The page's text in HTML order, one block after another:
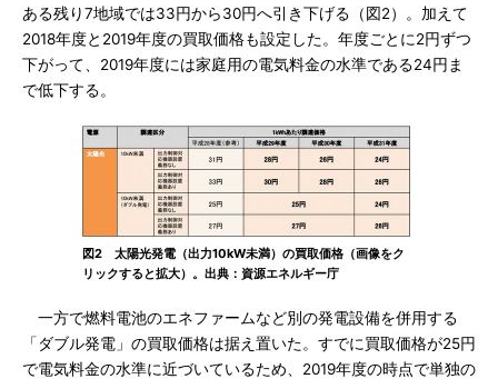
ある残り7地域では33円から30円へ引き下げる（図2）。加えて
2018年度と2019年度の買取価格も設定した。年度ごとに2円ずつ
下がって、2019年度には家庭用の電気料金の水準である24円ま
で低下する。
図2 太陽光発電（出力10kW未満）の買取価格（画像をク
リックすると拡大）。出典：資源エネルギー庁
一方で燃料電池のエネファームなど別の発電設備を併用する
「ダブル発電」の買取価格は据え置いた。すでに買取価格が25円
で電気料金の水準に近づいているため、2019年度の時点で単独の